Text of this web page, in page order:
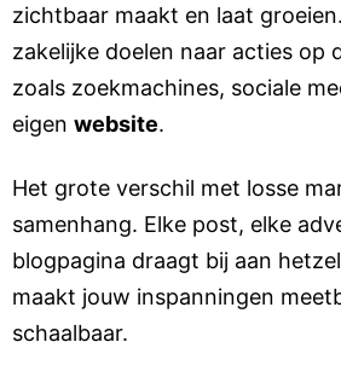
zichtbaar maakt en laat
zakelijke doelen naar acties op
zoals zoekmachines, sociale
eigen website.
Het grote verschil met losse
samenhang. Elke post, elke
blogpagina draagt bij aan
maakt jouw inspanningen
schaalbaar.